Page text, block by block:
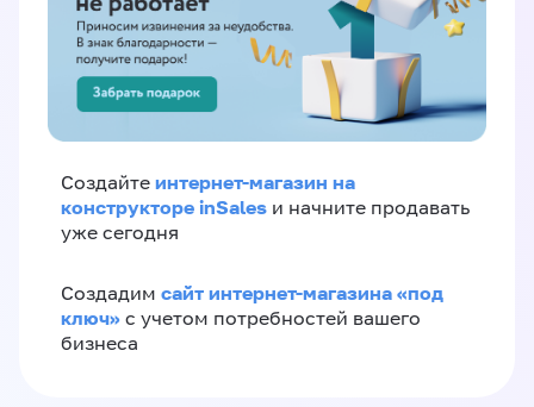
Создайте интернет-магазин на
конструкторе inSales и начните продавать
уже сегодня
Создадим сайт интернет-магазина «под
ключ» с учетом потребностей вашего
бизнеса